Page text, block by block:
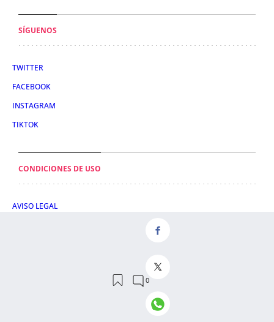
SÍGUENOS
TWITTER
FACEBOOK
INSTAGRAM
TIKTOK
CONDICIONES DE USO
AVISO LEGAL